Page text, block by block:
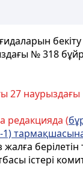
№ 318
27
редакцияда (
істері